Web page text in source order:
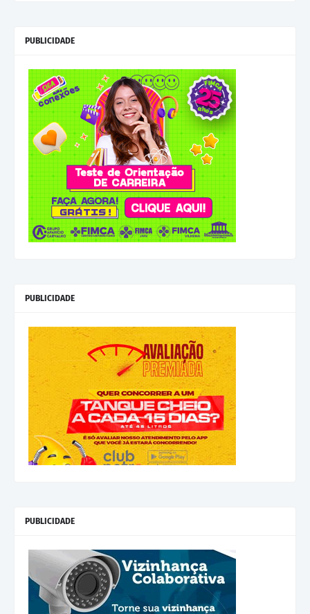
PUBLICIDADE
PUBLICIDADE
PUBLICIDADE